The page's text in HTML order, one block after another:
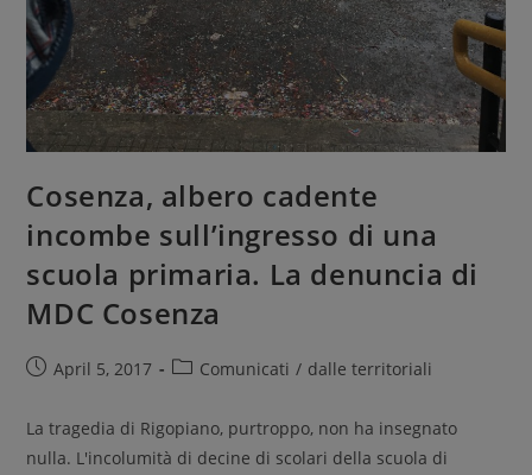
Cosenza, albero cadente
incombe sull’ingresso di una
scuola primaria. La denuncia di
MDC Cosenza
April 5, 2017 Comunicati / dalle territoriali
La tragedia di Rigopiano, purtroppo, non ha insegnato
nulla. L'incolumità di decine di scolari della scuola di